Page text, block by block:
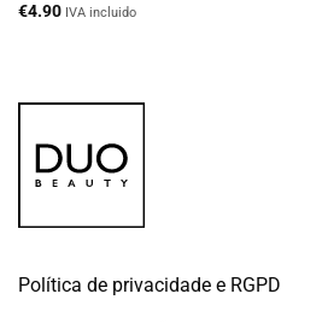
€4.90 IVA incluido
Política de privacidade e RGPD